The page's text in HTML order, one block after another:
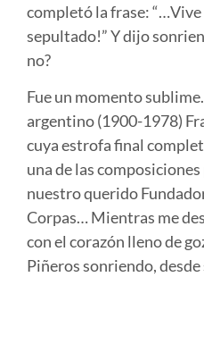
completó la frase:
sepultado!” Y dijo
no?
Fue un momento
argentino (1900-1978)
cuya estrofa final
una de las
nuestro querido
Corpas… Mientras me
con el corazón lleno de
Piñeros sonriendo,